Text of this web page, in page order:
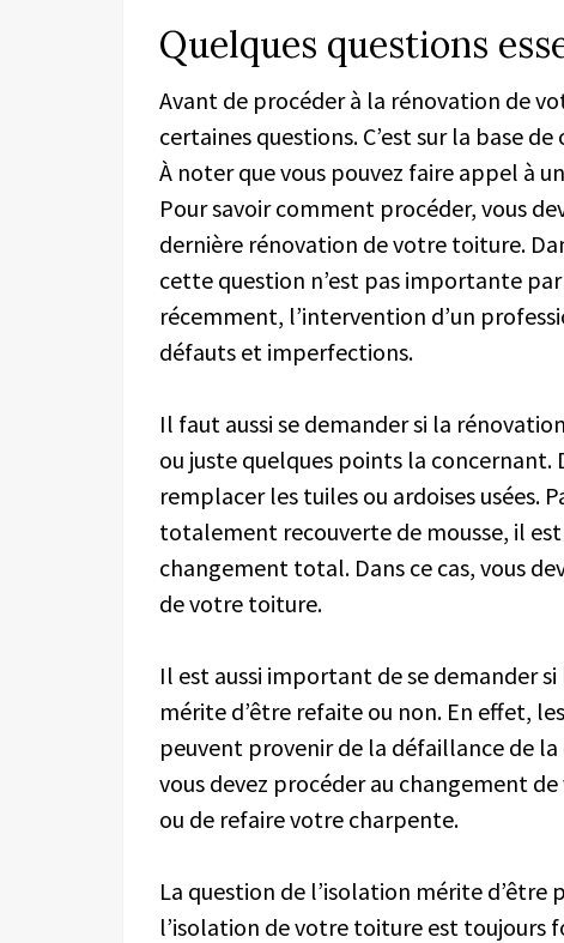
Quelques questions
Avant de procéder à la rénovation de
certaines questions. C’est sur la base
À noter que vous pouvez faire appel à
Pour savoir comment procéder, vous
dernière rénovation de votre toiture.
cette question n’est pas importante
récemment, l’intervention d’un
défauts et imperfections.
Il faut aussi se demander si la
ou juste quelques points la concernant.
remplacer les tuiles ou ardoises usées.
totalement recouverte de mousse, il
changement total. Dans ce cas, vous
de votre toiture.
Il est aussi important de se demander
mérite d’être refaite ou non. En effet,
peuvent provenir de la défaillance de
vous devez procéder au changement
ou de refaire votre charpente.
La question de l’isolation mérite
l’isolation de votre toiture est toujours